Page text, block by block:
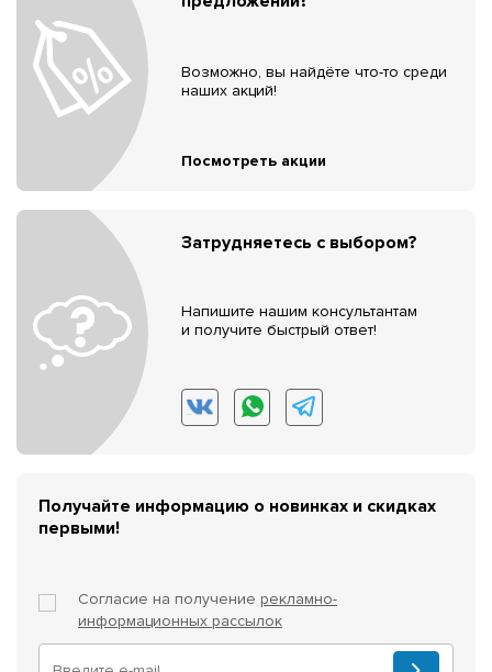
Возможно, вы найдёте что-то среди
наших акций!
Посмотреть акции
Затрудняетесь с выбором?
Напишите нашим консультантам
и получите быстрый ответ!
Получайте информацию о новинках и скидках
первыми!
Согласие на получение рекламно-
информационных рассылок